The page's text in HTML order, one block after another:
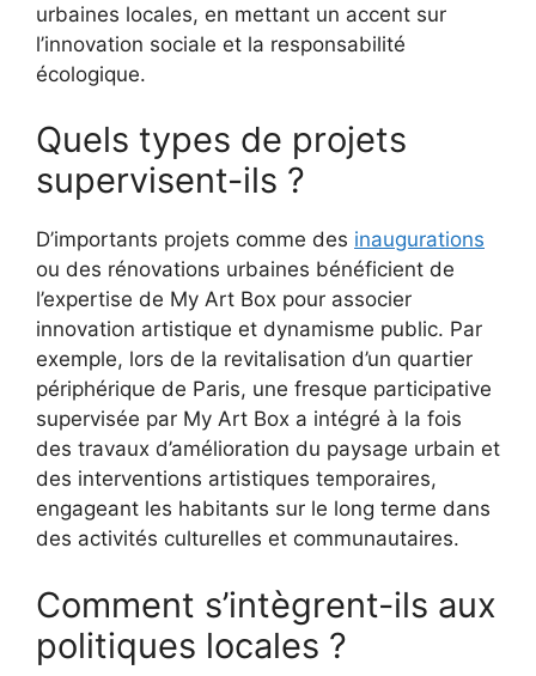
urbaines locales, en mettant un accent sur
l’innovation sociale et la responsabilité
écologique.
Quels types de projets
supervisent-ils ?
D’importants projets comme des inaugurations
ou des rénovations urbaines bénéficient de
l’expertise de My Art Box pour associer
innovation artistique et dynamisme public. Par
exemple, lors de la revitalisation d’un quartier
périphérique de Paris, une fresque participative
supervisée par My Art Box a intégré à la fois
des travaux d’amélioration du paysage urbain et
des interventions artistiques temporaires,
engageant les habitants sur le long terme dans
des activités culturelles et communautaires.
Comment s’intègrent-ils aux
politiques locales ?